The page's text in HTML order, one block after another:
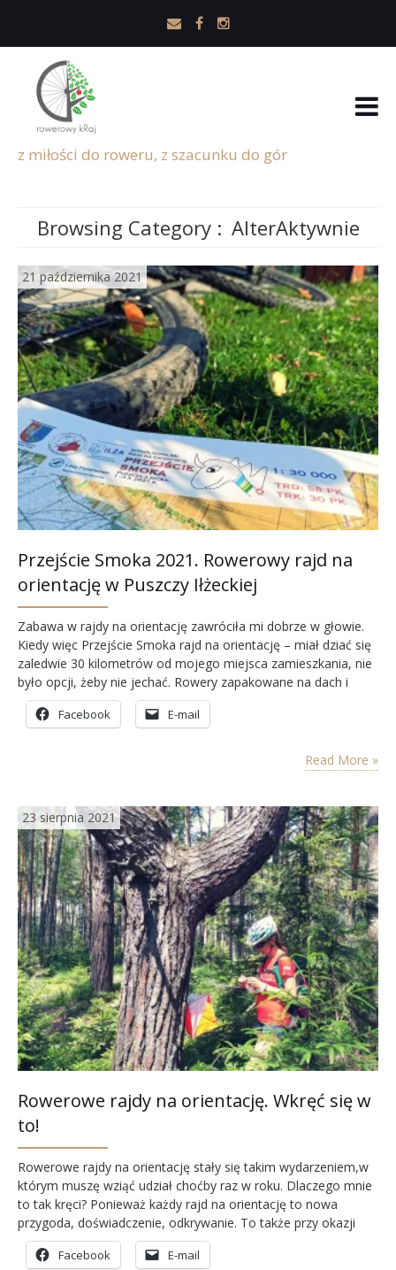
z miłości do roweru, z szacunku do gór
Browsing Category : AlterAktywnie
21 października 2021
Przejście Smoka 2021. Rowerowy rajd na
orientację w Puszczy Iłżeckiej
Zabawa w rajdy na orientację zawróciła mi dobrze w głowie.
Kiedy więc Przejście Smoka rajd na orientację – miał dziać się
zaledwie 30 kilometrów od mojego miejsca zamieszkania, nie
było opcji, żeby nie jechać. Rowery zapakowane na dach i
ruszamy! Pogoda 2 października mogła nam zafundować
wszystko. Hulające wiatry, deszcze różnych kategorii od
Facebook E-mail
Read More »
23 sierpnia 2021
Rowerowe rajdy na orientację. Wkręć się w
to!
Rowerowe rajdy na orientację stały się takim wydarzeniem,w
którym muszę wziąć udział choćby raz w roku. Dlaczego mnie
to tak kręci? Ponieważ każdy rajd na orientację to nowa
przygoda, doświadczenie, odkrywanie. To także przy okazji
ćwiczenie umiejętności poruszania się z mapą i kompasem.
Przeliczanie kilometrów, skupienie uwagi na charakterystyce
Facebook E-mail